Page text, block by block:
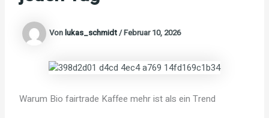
Vonlukas_schmidt/Februar 10, 2026
Warum Bio fairtrade Kaffee mehr ist als ein Trend